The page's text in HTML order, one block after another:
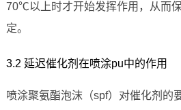
70℃以上时才开始发挥作用，从而
定。
3.2 延迟催化剂在喷涂pu中的作用
喷涂聚氨酯泡沫（spf）对催化剂的